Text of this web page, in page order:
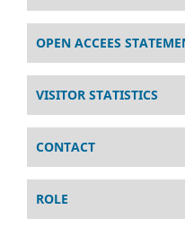
OPEN ACCEES
VISITOR STATISTICS
CONTACT
ROLE